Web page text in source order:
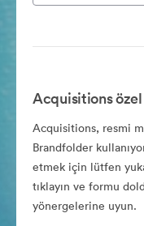
Acquisitions
Acquisitions, resmi
Brandfolder
etmek için lütfen
tıklayın ve formu
yönergelerine uyun.